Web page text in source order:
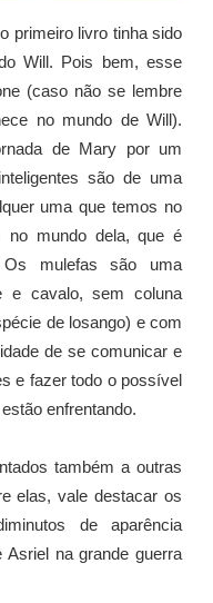
primeiro livro tinha sido
Will. Pois bem, esse
(caso não se lembre
no mundo de Will).
de Mary por um
são de uma
uma que temos no
no mundo dela, que é
Os mulefas são uma
e cavalo, sem coluna
de losango) e com
de se comunicar e
e fazer todo o possível
enfrentando.
também a outras
elas, vale destacar os
de aparência
Asriel na grande guerra